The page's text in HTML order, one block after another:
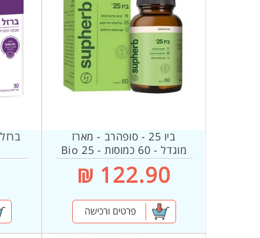
ביו 25 - סופהרב - מארז
מוגדל - 60 כמוסות - Bio 25
122.90 ₪